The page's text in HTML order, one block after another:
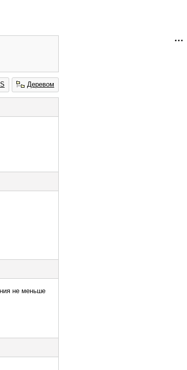
Деревом
не меньше